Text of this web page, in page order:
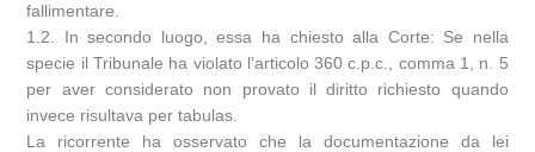
fallimentare.
1.2. In secondo luogo, essa ha chiesto alla Corte: Se nella
specie il Tribunale ha violato l’articolo 360 c.p.c., comma 1, n. 5
per aver considerato non provato il diritto richiesto quando
invece risultava per tabulas.
La ricorrente ha osservato che la documentazione da lei